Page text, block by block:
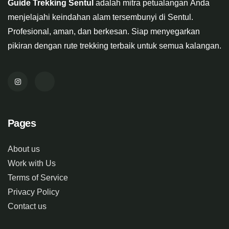
Guide Trekking Sentul adalah mitra petualangan Anda
menjelajahi keindahan alam tersembunyi di Sentul.
Profesional, aman, dan berkesan. Siap menyegarkan
pikiran dengan rute trekking terbaik untuk semua kalangan.
Pages
About us
Work with Us
Terms of Service
Privacy Policy
Contact us